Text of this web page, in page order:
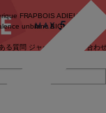
FRAPBOIS ADIEU
unbilanc BIGI online store
る質問 ジャーナル お問い合わ